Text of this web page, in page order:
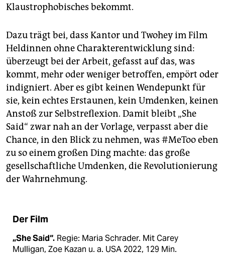
Klaustrophobisches bekommt.
Dazu trägt bei, dass Kantor und Twohey im Film
Heldinnen ohne Charakterentwicklung sind:
überzeugt bei der Arbeit, gefasst auf das, was
kommt, mehr oder weniger betroffen, empört oder
indigniert. Aber es gibt keinen Wendepunkt für
sie, kein echtes Erstaunen, kein Umdenken, keinen
Anstoß zur Selbstreflexion. Damit bleibt „She
Said“ zwar nah an der Vorlage, verpasst aber die
Chance, in den Blick zu nehmen, was #MeToo eben
zu so einem großen Ding machte: das große
gesellschaftliche Umdenken, die Revolutionierung
der Wahrnehmung.
Der Film
„She Said“. Regie: Maria Schrader. Mit Carey
Mulligan, Zoe Kazan u. a. USA 2022, 129 Min.